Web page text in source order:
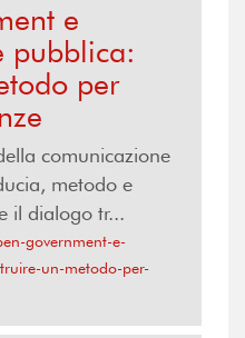
e
pubblica:
per
comunicazione
metodo e
il dialogo tr...
government-e-
un-metodo-per-